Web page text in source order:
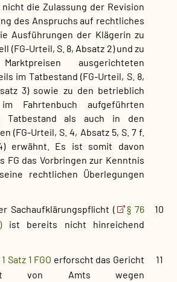
die Zulassung der Revision
des Anspruchs auf rechtliches
Ausführungen der Klägerin zu
(FG-Urteil, S. 8, Absatz 2) und zu
ausgerichteten
im Tatbestand (FG-Urteil, S. 8,
3) sowie zu den betrieblich
Fahrtenbuch aufgeführten
Tatbestand als auch in den
(FG-Urteil, S. 4, Absatz 5, S. 7 f.
erwähnt. Es ist somit davon
FG das Vorbringen zur Kenntnis
rechtlichen Überlegungen
10
Sachaufklärungspflicht (
§ 76
ist bereits nicht hinreichend
11
Satz 1 FGO erforscht das Gericht
von Amts wegen